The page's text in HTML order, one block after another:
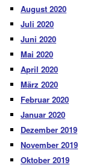
August 2020
Juli 2020
Juni 2020
Mai 2020
April 2020
März 2020
Februar 2020
Januar 2020
Dezember 2019
November 2019
Oktober 2019